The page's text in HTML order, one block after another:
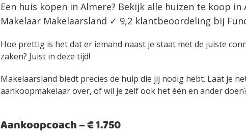
Een huis kopen in Almere? Bekijk alle huizen te koop in
Makelaar Makelaarsland ✓ 9,2 klantbeoordeling bij
Hoe prettig is het dat er iemand naast je staat met de juiste
zaken? Juist in deze tijd!
Makelaarsland biedt precies de hulp die jij nodig hebt. Laat je
aankoopmakelaar over, of wil je zelf ook het één en ander
Aankoopcoach – € 1.750